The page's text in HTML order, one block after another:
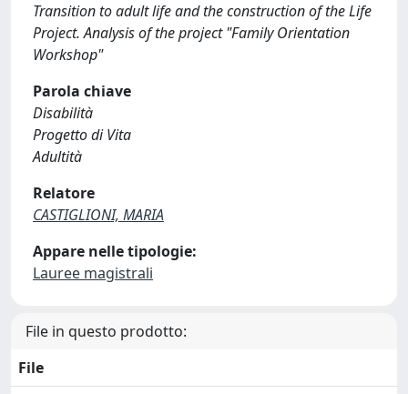
Transition to adult life and the construction of the Life
Project. Analysis of the project "Family Orientation
Workshop"
Parola chiave
Disabilità
Progetto di Vita
Adultità
Relatore
CASTIGLIONI, MARIA
Appare nelle tipologie:
Lauree magistrali
File in questo prodotto:
File